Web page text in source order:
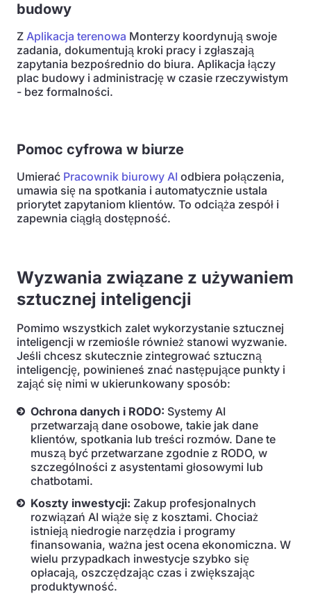
budowy
Z Aplikacja terenowa Monterzy koordynują swoje
zadania, dokumentują kroki pracy i zgłaszają
zapytania bezpośrednio do biura. Aplikacja łączy
plac budowy i administrację w czasie rzeczywistym
- bez formalności.
Pomoc cyfrowa w biurze
Umierać Pracownik biurowy AI odbiera połączenia,
umawia się na spotkania i automatycznie ustala
priorytet zapytaniom klientów. To odciąża zespół i
zapewnia ciągłą dostępność.
Wyzwania związane z używaniem
sztucznej inteligencji
Pomimo wszystkich zalet wykorzystanie sztucznej
inteligencji w rzemiośle również stanowi wyzwanie.
Jeśli chcesz skutecznie zintegrować sztuczną
inteligencję, powinieneś znać następujące punkty i
zająć się nimi w ukierunkowany sposób:
Ochrona danych i RODO: Systemy AI
przetwarzają dane osobowe, takie jak dane
klientów, spotkania lub treści rozmów. Dane te
muszą być przetwarzane zgodnie z RODO, w
szczególności z asystentami głosowymi lub
chatbotami.
Koszty inwestycji: Zakup profesjonalnych
rozwiązań AI wiąże się z kosztami. Chociaż
istnieją niedrogie narzędzia i programy
finansowania, ważna jest ocena ekonomiczna. W
wielu przypadkach inwestycje szybko się
opłacają, oszczędzając czas i zwiększając
produktywność.